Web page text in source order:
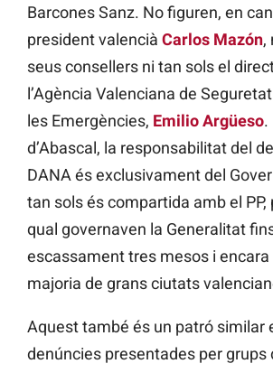
Barcones Sanz. No figuren, en
president valencià Carlos Mazón,
seus consellers ni tan sols el
l’Agència Valenciana de
les Emergències, Emilio Argüeso.
d’Abascal, la responsabilitat del
DANA és exclusivament del
tan sols és compartida amb el
qual governaven la Generalitat
escassament tres mesos i encara
majoria de grans ciutats
Aquest també és un patró similar
denúncies presentades per grups